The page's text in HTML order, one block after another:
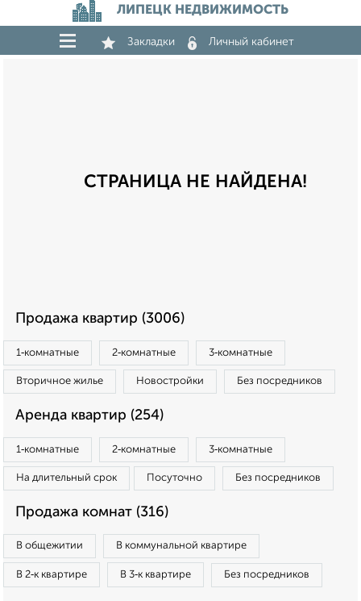
ЛИПЕЦК НЕДВИЖИМОСТЬ
Закладки Личный кабинет
СТРАНИЦА НЕ НАЙДЕНА!
Продажа квартир (3006)
1‑комнатные 2‑комнатные 3‑комнатные
Вторичное жилье Новостройки Без посредников
Аренда квартир (254)
1‑комнатные 2‑комнатные 3‑комнатные
На длительный срок Посуточно Без посредников
Продажа комнат (316)
В общежитии В коммунальной квартире
В 2‑к квартире В 3‑к квартире Без посредников